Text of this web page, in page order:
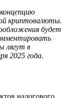
криптовалюты.
будет
лягут в
2025 года.